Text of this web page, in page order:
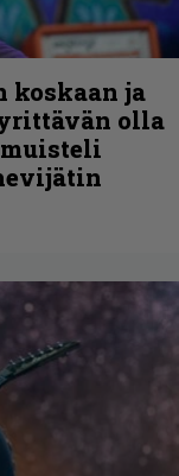
koskaan ja
olla
muisteli